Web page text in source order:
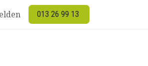
013 26 99 13